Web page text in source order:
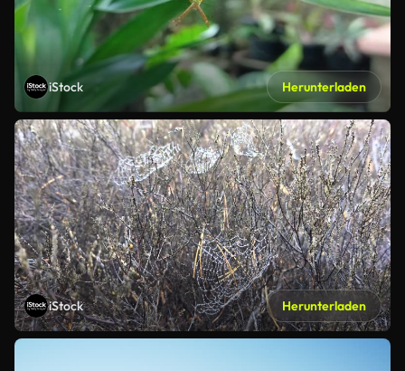
iStock Herunterladen
iStock Herunterladen